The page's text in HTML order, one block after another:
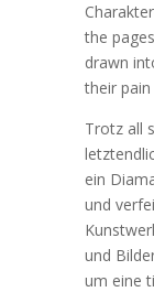
the
drawn
their
Trotz all
ein
und
und
um eine